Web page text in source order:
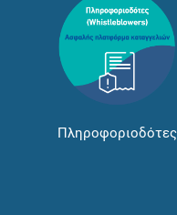
Πληροφοριοδότες